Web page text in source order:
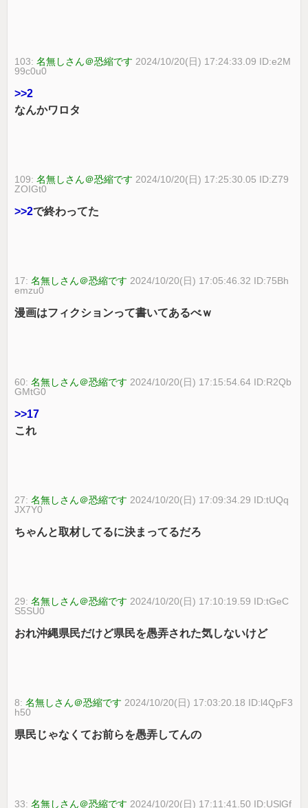
103:名無しさん＠恐縮です 2024/10/20(日) 17:24:33.09 ID:e2M
99c0u0
>>2
なんかワロタ
109:名無しさん＠恐縮です 2024/10/20(日) 17:25:30.05 ID:Z79
ZOIGt0
>>2で終わってた
17:名無しさん＠恐縮です 2024/10/20(日) 17:05:46.32 ID:75Bh
emzu0
漫画はフィクションって書いてあるべｗ
60:名無しさん＠恐縮です 2024/10/20(日) 17:15:54.64 ID:R2Qb
GMtG0
>>17
これ
27:名無しさん＠恐縮です 2024/10/20(日) 17:09:34.29 ID:tUQq
JX7Y0
ちゃんと取材してるに決まってるだろ
29:名無しさん＠恐縮です 2024/10/20(日) 17:10:19.59 ID:tGeC
S5SU0
おれ沖縄県民だけど県民を愚弄された気しないけど
8:名無しさん＠恐縮です 2024/10/20(日) 17:03:20.18 ID:l4QpF3
h50
県民じゃなくてお前らを愚弄してんの
33:名無しさん＠恐縮です 2024/10/20(日) 17:11:41.50 ID:USlGf